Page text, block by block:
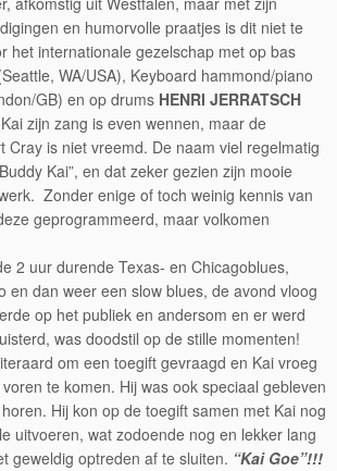
en humorvolle praatjes is dit niet te
het internationale gezelschap met op bas
WA/USA), Keyboard hammond/piano
GB) en op drums HENRI JERRATSCH
zijn zang is even wennen, maar de
Cray is niet vreemd. De naam viel regelmatig
Kai”, en dat zeker gezien zijn mooie
Zonder enige of toch weinig kennis van
geprogrammeerd, maar volkomen
2 uur durende Texas- en Chicagoblues,
en dan weer een slow blues, de avond vloog
op het publiek en andersom en er werd
was doodstil op de stille momenten!
om een toegift gevraagd en Kai vroeg
te komen. Hij was ook speciaal gebleven
Hij kon op de toegift samen met Kai nog
uitvoeren, wat zodoende nog en lekker lang
geweldig optreden af te sluiten. “Kai Goe”!!!